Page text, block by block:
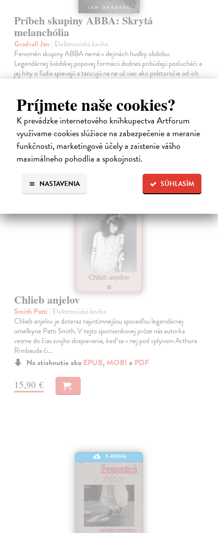
Príjmete naše cookies?
K prevádzke internetového kníhkupectva Artforum
využívame cookies slúžiace na zabezpečenie a meranie
funkčnosti, marketingové účely a zaistenie vášho
maximálneho pohodlia a spokojnosti.
SÚHLASÍM
NASTAVENIA
Príbeh skupiny ABBA: Skrytá
melanchólia
Gradvall Jan | Elektronická kniha
Fenomén skupiny ABBA nemá v dejinách hudby obdobu.
Legendárnej švédskej popovej formácii dodnes pribúdajú poslucháči a
jej hity si ľudia spievajú a tancujú na ne už viac ako polstoročie od ich
13,90 €
Chlieb anjelov
Smith Patti | Elektronická kniha
Chlieb anjelov je doteraz najintímnejšou spoveďou legendárnej
umelkyne Patti Smith. V tejto spomienkovej próze nás autorka
vezme do čias svojho dospievania, keď sa v nej pod vplyvom Arthura
Rimbauda či…
Na stiahnutie ako EPUB, MOBI a PDF
15,90 €
E-KNIHA